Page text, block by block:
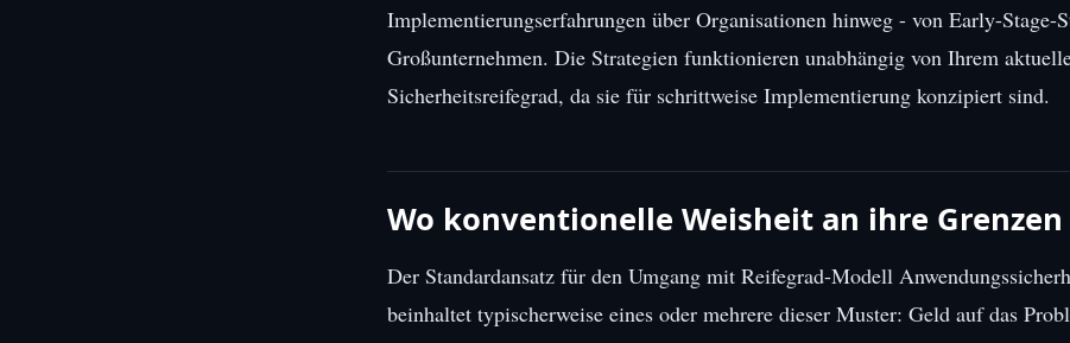
Implementierungserfahrungen über Organisationen hinweg - von Early-Stage-
Großunternehmen. Die Strategien funktionieren unabhängig von Ihrem
Sicherheitsreifegrad, da sie für schrittweise Implementierung konzipiert sind.
Wo konventionelle Weisheit an ihre
Der Standardansatz für den Umgang mit Reifegrad-Modell
beinhaltet typischerweise eines oder mehrere dieser Muster: Geld auf das